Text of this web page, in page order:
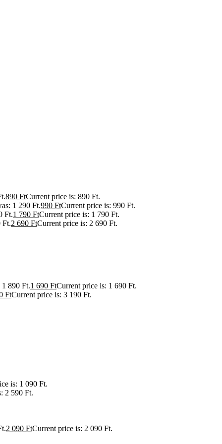
890 FtCurrent price is: 890 Ft.
1 290 Ft.990 FtCurrent price is: 990 Ft.
Ft.1 790 FtCurrent price is: 1 790 Ft.
Ft.2 690 FtCurrent price is: 2 690 Ft.
890 Ft.1 690 FtCurrent price is: 1 690 Ft.
FtCurrent price is: 3 190 Ft.
is: 1 090 Ft.
2 590 Ft.
2 090 FtCurrent price is: 2 090 Ft.